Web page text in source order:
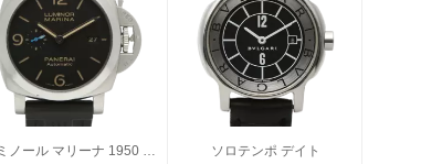
ルミノール マリーナ 1950 3デイズ アッチャイオ
ソロテンポ デイト